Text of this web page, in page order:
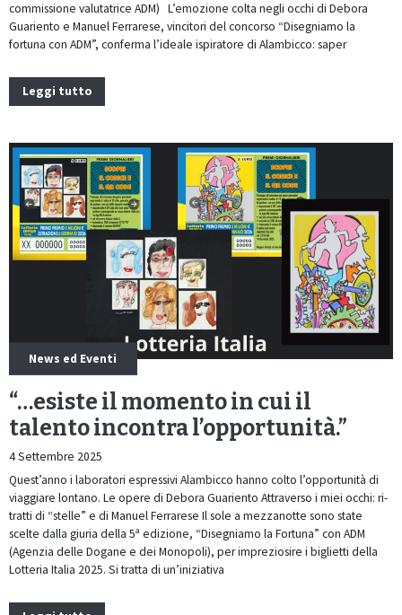
commissione valutatrice ADM) L’emozione colta negli occhi di Debora
Guariento e Manuel Ferrarese, vincitori del concorso “Disegniamo la
fortuna con ADM”, conferma l’ideale ispiratore di Alambicco: saper
Leggi tutto
News ed Eventi
“…esiste il momento in cui il
talento incontra l’opportunità.”
4 Settembre 2025
Quest’anno i laboratori espressivi Alambicco hanno colto l’opportunità di
viaggiare lontano. Le opere di Debora Guariento Attraverso i miei occhi: ri-
tratti di “stelle” e di Manuel Ferrarese Il sole a mezzanotte sono state
scelte dalla giuria della 5ª edizione, “Disegniamo la Fortuna” con ADM
(Agenzia delle Dogane e dei Monopoli), per impreziosire i biglietti della
Lotteria Italia 2025. Si tratta di un’iniziativa